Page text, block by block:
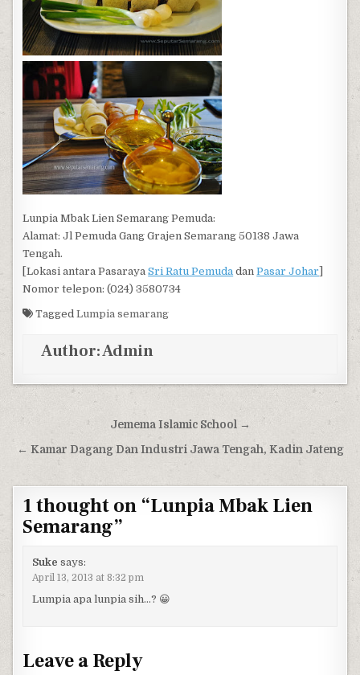
Lunpia Mbak Lien Semarang Pemuda:
Alamat: Jl Pemuda Gang Grajen Semarang 50138 Jawa
Tengah.
[Lokasi antara PasarayaSri Ratu Pemuda danPasar Johar]
Nomor telepon: (024) 3580734
TaggedLumpia semarang
Author:Admin
Post navigationJemema Islamic School →
← Kamar Dagang Dan Industri Jawa Tengah, Kadin Jateng
1 thought on “Lunpia Mbak Lien
Semarang”
Suke says:
April 13, 2013 at 8:32 pm
Lumpia apa lunpia sih…? 😀
Leave a Reply